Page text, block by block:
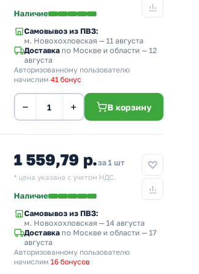
Наличие
Самовывоз из ПВЗ:
м. Новохохловская — 11 августа
Доставка по Москве и области — 12
августа
Авторизованному пользователю
начислим 41 бонус
− + В корзину
1 559,79 р.за 1 шт
* цена указана с учетом НДС.
Наличие
Самовывоз из ПВЗ:
м. Новохохловская — 14 августа
Доставка по Москве и области — 17
августа
Авторизованному пользователю
начислим 16 бонусов